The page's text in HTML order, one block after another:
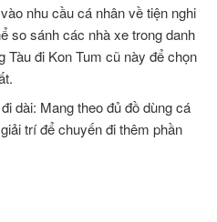
nhu cầu cá nhân về tiện nghi
so sánh các nhà xe trong danh
Tàu đi Kon Tum cũ này để chọn
dài: Mang theo đủ đồ dùng cá
trí để chuyến đi thêm phần